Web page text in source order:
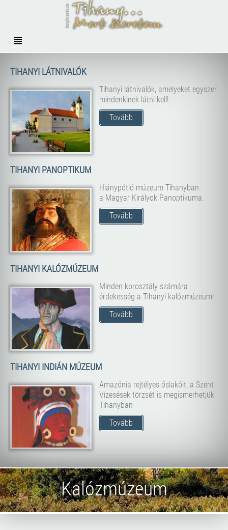
TIHANYI LÁTNIVALÓK
Tihanyi látnivalók, amelyeket egyszer
mindenkinek látni kell!
Tovább
TIHANYI PANOPTIKUM
Hiánypótló múzeum Tihanyban
a Magyar Királyok Panoptikuma.
Tovább
TIHANYI KALÓZMÚZEUM
Minden korosztály számára
érdekesség a Tihanyi kalózmúzeum!
Tovább
TIHANYI INDIÁN MÚZEUM
Amazónia rejtélyes őslakóit, a Szent
Vízesések törzsét is megismerhetjük
Tihanyban
Tovább
Kalózmúzeum